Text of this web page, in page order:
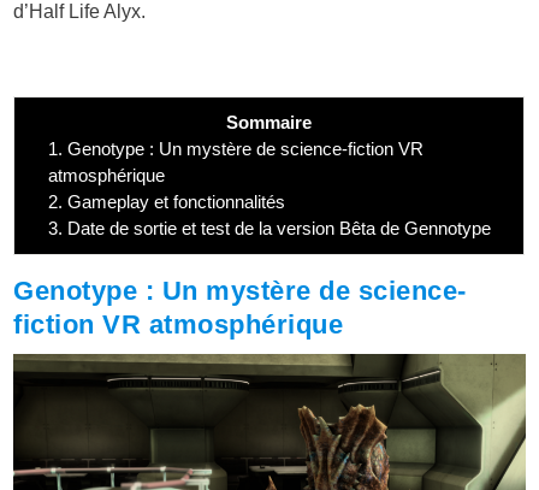
d’Half Life Alyx.
Sommaire
1. Genotype : Un mystère de science-fiction VR
atmosphérique
2. Gameplay et fonctionnalités
3. Date de sortie et test de la version Bêta de Gennotype
Genotype : Un mystère de science-
fiction VR atmosphérique